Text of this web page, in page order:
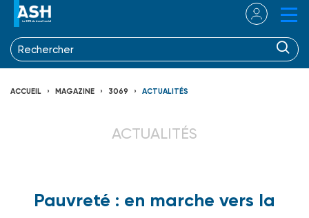
ACCUEIL MAGAZINE 3069 ACTUALITÉS
ACTUALITÉS
Pauvreté : en marche vers la